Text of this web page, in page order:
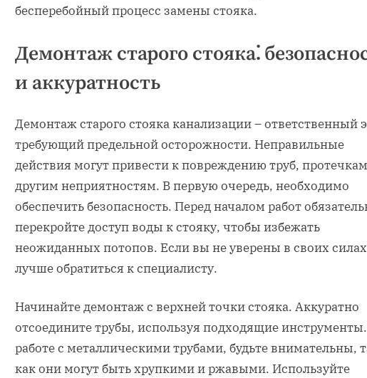
бесперебойный процесс замены стояка.
Демонтаж старого стояка⁚
и аккуратность
Демонтаж старого стояка канализации – ответственный
требующий предельной осторожности. Неправильные
действия могут привести к повреждению труб,
другим неприятностям. В первую очередь, необходимо
обеспечить безопасность. Перед началом работ
перекройте доступ воды к стояку, чтобы избежать
неожиданных потопов. Если вы не уверены в своих
лучше обратиться к специалисту.
Начинайте демонтаж с верхней точки стояка. Аккуратно
отсоедините трубы, используя подходящие
работе с металлическими трубами, будьте внимательны,
как они могут быть хрупкими и ржавыми. Используйте